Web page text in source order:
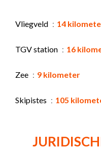
Vliegveld 14
TGV station 16
Zee 9 kilometer
Skipistes 105